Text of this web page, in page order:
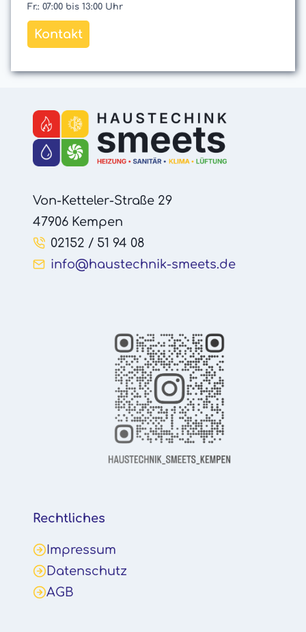
Fr.: 07:00 bis 13:00 Uhr
Kontakt
Von-Ketteler-Straße 29
47906 Kempen
02152 / 51 94 08
info@haustechnik-smeets.de
Rechtliches
Impressum
Datenschutz
AGB